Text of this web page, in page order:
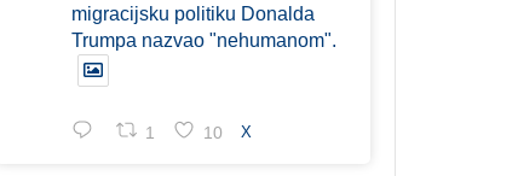
migracijsku politiku Donalda
Trumpa nazvao "nehumanom".
1 10 X